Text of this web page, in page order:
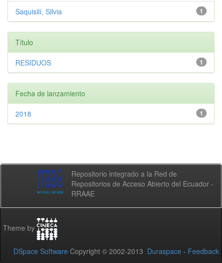
1
Saquisilí, Silvia
Título
1
RESIDUOS
Fecha de lanzamiento
1
2018
Repositorio integrado a la Red de
Repositorios de Acceso Abierto del Ecuador -
RRAAE
Theme by
DSpace Software Copyright © 2002-2013 Duraspace - Feedback